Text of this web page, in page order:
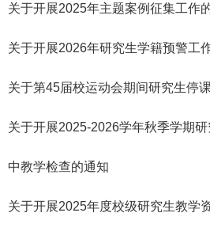
关于开展2025年主题案例征集工作
关于开展2026年研究生学籍预警工
关于第45届校运动会期间研究生停
关于开展2025-2026学年秋季学期研
中教学检查的通知
关于开展2025年度校级研究生教学